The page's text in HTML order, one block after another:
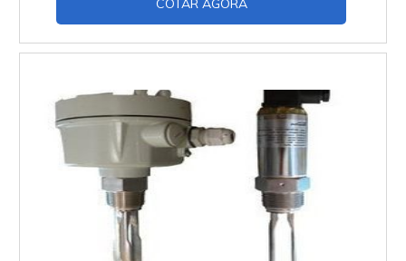
carregamentos laterais. De acordo com a
ajuste de sensibilidade pode ser determinado
COTAR AGORA